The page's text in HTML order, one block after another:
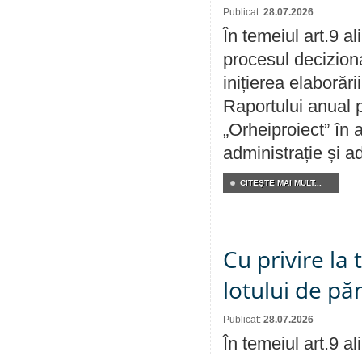
Publicat: 28.07.2026
În temeiul art.9
procesul
inițierea
Raportului anual
„Orheiproiect” în
administrație și
CITEŞTE MAI MULT...
Cu privire la
lotului de
Publicat: 28.07.2026
În temeiul art.9